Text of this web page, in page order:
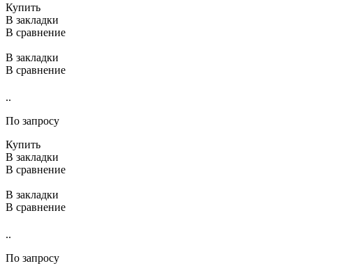
Купить
В закладки
В сравнение
В закладки
В сравнение
..
По запросу
Купить
В закладки
В сравнение
В закладки
В сравнение
..
По запросу